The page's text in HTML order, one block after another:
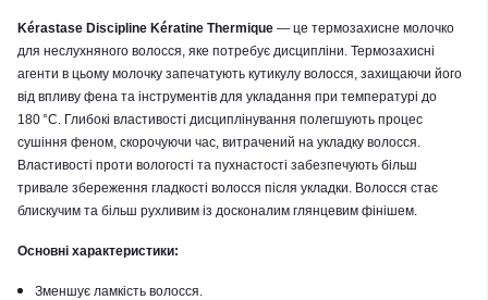
Kérastase Discipline Kératine Thermique — це термозахисне молочко
для неслухняного волосся, яке потребує дисципліни. Термозахисні
агенти в цьому молочку запечатують кутикулу волосся, захищаючи його
від впливу фена та інструментів для укладання при температурі до
180 °C. Глибокі властивості дисциплінування полегшують процес
сушіння феном, скорочуючи час, витрачений на укладку волосся.
Властивості проти вологості та пухнастості забезпечують більш
тривале збереження гладкості волосся після укладки. Волосся стає
блискучим та більш рухливим із досконалим глянцевим фінішем.
Основні характеристики:
Зменшує ламкість волосся.